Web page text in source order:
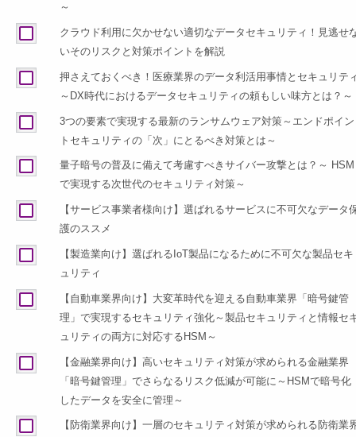
～
クラウド利用に欠かせない適切なデータセキュリティ！見逃せ
いそのリスクと対策ポイントを解説
押さえておくべき！医療業界のデータ利活用事情とセキュリテ
～DX時代におけるデータセキュリティの頼もしい味方とは？～
3つの要素で実現する最新のランサムウェア対策～エンドポイン
トセキュリティの「次」にとるべき対策とは～
量子暗号の普及に備えて考慮すべきサイバー攻撃とは？～ HSM
で実現する次世代のセキュリティ対策～
【サービス事業者様向け】選ばれるサービスに不可欠なデータ
護のススメ
【製造業向け】選ばれるIoT製品になるために不可欠な製品セキ
ュリティ
【自動車業界向け】大変革時代を迎える自動車業界「暗号鍵管
理」で実現するセキュリティ強化～製品セキュリティと情報セ
ュリティの両方に対応するHSM～
【金融業界向け】高いセキュリティ対策が求められる金融業界
「暗号鍵管理」でさらなるリスク低減が可能に～HSMで暗号化
したデータを安全に管理～
【防衛業界向け】一層のセキュリティ対策が求められる防衛業